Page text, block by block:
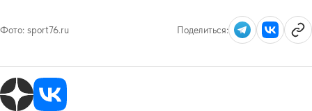
Фото: sport76.ru Поделиться: